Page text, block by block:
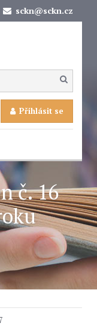
sckn@sckn.cz
Přihlásit se
č. 16